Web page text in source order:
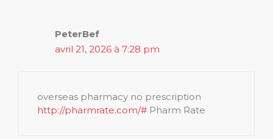
PeterBef
avril 21, 2026 à 7:28 pm
overseas pharmacy no prescription
http://pharmrate.com/# Pharm Rate